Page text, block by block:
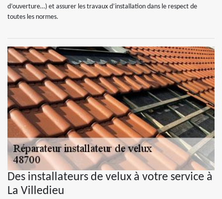
d’ouverture…) et assurer les travaux d’installation dans le respect de
toutes les normes.
Des installateurs de velux à votre service à
La Villedieu